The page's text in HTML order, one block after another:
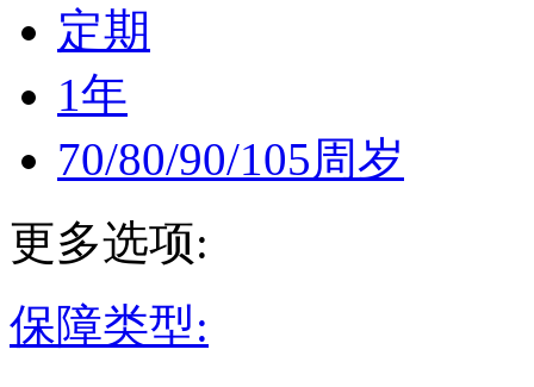
定期
1年
70/80/90/105周岁
更多选项:
保障类型: